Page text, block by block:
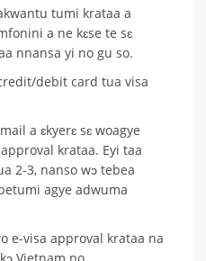
tumi krataa a
a ne kɛse te sɛ
nnansa yi no gu so.
debit card tua visa
a ɛkyerɛ sɛ woagye
krataa. Eyi taa
2-3, nanso wɔ tebea
agye adwuma
e-visa approval krataa na